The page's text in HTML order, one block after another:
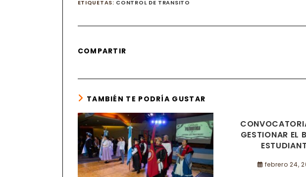
ETIQUETAS: CONTROL DE TRANSITO
COMPARTIR
TAMBIÉN TE PODRÍA GUSTAR
GESTIONAR EL
febrero 24,